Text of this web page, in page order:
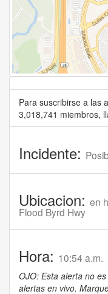
Para suscribirse a las
3,018,741 miembros,
Incidente:
Ubicacion: en
Flood Byrd Hwy
Hora: 10:54 a.m.
OJO: Esta alerta no
alertas en vivo.